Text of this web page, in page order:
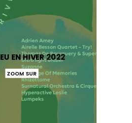
EN HIVER 2022
ZOOM SUR